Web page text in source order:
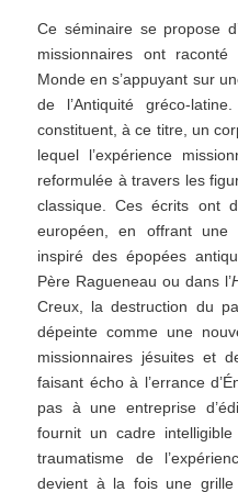
Ce séminaire se propose
missionnaires ont
Monde en s’appuyant sur
de l’Antiquité gréco-
constituent, à ce titre, un
lequel l’expérience
reformulée à travers les
classique. Ces écrits ont
européen, en offrant une
inspiré des épopées
Père Ragueneau ou dans l’
Creux, la destruction du
dépeinte comme une
missionnaires jésuites et
faisant écho à l’errance
pas à une entreprise
fournit un cadre
traumatisme de
devient à la fois une